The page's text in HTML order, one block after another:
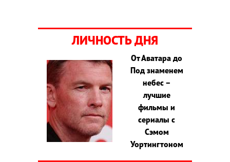
ЛИЧНОСТЬ ДНЯ
От Аватара до
Под знаменем
небес –
лучшие
фильмы и
сериалы с
Сэмом
Уортингтоном